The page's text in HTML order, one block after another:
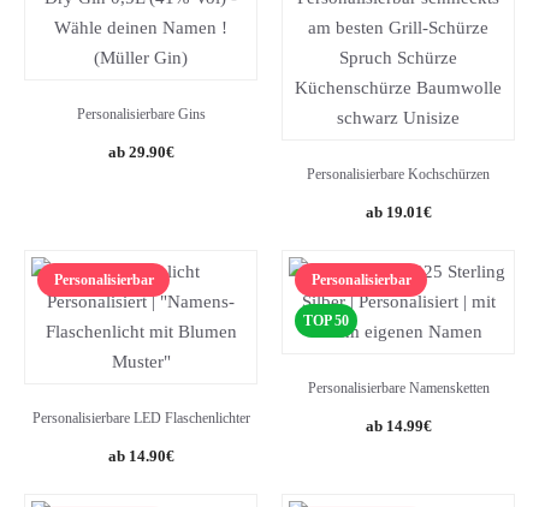
Personalisierbare Gins
29.90€
Personalisierbare Kochschürzen
19.01€
Personalisierbar
Personalisierbare LED Flaschenlichter
14.90€
Personalisierbar
TOP 50
Personalisierbare Namensketten
14.99€